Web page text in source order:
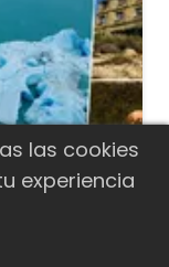
las cookies
experiencia